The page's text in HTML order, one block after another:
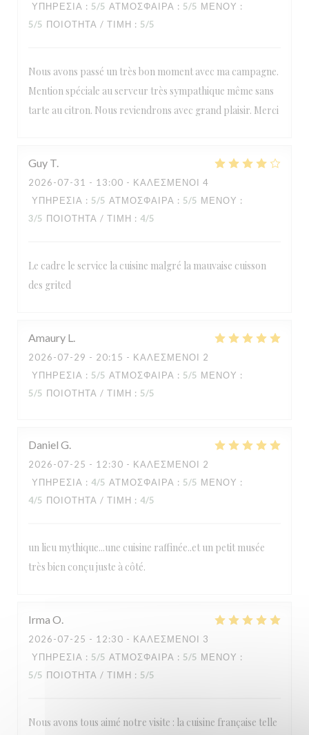
ΥΠΗΡΕΣΊΑ : 5/5 ΑΤΜΌΣΦΑΙΡΑ : 5/5 ΜΕΝΟΎ :
5/5 ΠΟΙΌΤΗΤΑ / ΤΙΜΉ : 5/5
Nous avons passé un très bon moment avec ma campagne.
Mention spéciale au serveur très sympathique même sans
tarte au citron. Nous reviendrons avec grand plaisir. Merci
Guy T
2026-07-31 - 13:00 - ΚΑΛΕΣΜΈΝΟΙ 4
ΥΠΗΡΕΣΊΑ : 5/5 ΑΤΜΌΣΦΑΙΡΑ : 5/5 ΜΕΝΟΎ :
3/5 ΠΟΙΌΤΗΤΑ / ΤΙΜΉ : 4/5
Le cadre le service la cuisine malgré la mauvaise cuisson
des grited
Amaury L
2026-07-29 - 20:15 - ΚΑΛΕΣΜΈΝΟΙ 2
ΥΠΗΡΕΣΊΑ : 5/5 ΑΤΜΌΣΦΑΙΡΑ : 5/5 ΜΕΝΟΎ :
5/5 ΠΟΙΌΤΗΤΑ / ΤΙΜΉ : 5/5
Daniel G
2026-07-25 - 12:30 - ΚΑΛΕΣΜΈΝΟΙ 2
ΥΠΗΡΕΣΊΑ : 4/5 ΑΤΜΌΣΦΑΙΡΑ : 5/5 ΜΕΝΟΎ :
4/5 ΠΟΙΌΤΗΤΑ / ΤΙΜΉ : 4/5
un lieu mythique...une cuisine raffinée..et un petit musée
très bien conçu juste à côté.
Irma O
2026-07-25 - 12:30 - ΚΑΛΕΣΜΈΝΟΙ 3
ΥΠΗΡΕΣΊΑ : 5/5 ΑΤΜΌΣΦΑΙΡΑ : 5/5 ΜΕΝΟΎ :
5/5 ΠΟΙΌΤΗΤΑ / ΤΙΜΉ : 5/5
Nous avons tous aimé notre visite : la cuisine française telle